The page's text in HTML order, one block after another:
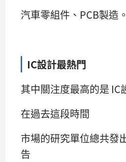
汽車零組件、PCB製造。
IC設計最熱門
其中關注度最高的是 IC
在過去這段時間
市場的研究單位總共發
告